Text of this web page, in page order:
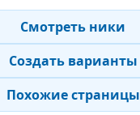
Смотреть ники
Создать варианты
Похожие страницы